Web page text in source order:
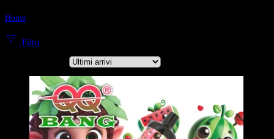
Home
Filtri